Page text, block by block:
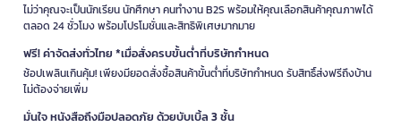
ไม่ว่าคุณจะเป็นนักเรียน นักศึกษา คนทำงาน B2S พร้อมให้คุณเลือกสินค้าคุณภาพได้
ตลอด 24 ชั่วโมง พร้อมโปรโมชั่นและสิทธิพิเศษมากมาย
ฟรี! ค่าจัดส่งทั่วไทย *เมื่อสั่งครบขั้นต่ำที่บริษัทกำหนด
ช้อปเพลินเกินคุ้ม! เพียงมียอดสั่งซื้อสินค้าขั้นต่ำที่บริษัทกำหนด รับสิทธิ์ส่งฟรีถึงบ้าน
ไม่ต้องจ่ายเพิ่ม
มั่นใจ หนังสือถึงมือปลอดภัย ด้วยบับเบิ้ล 3 ชั้น